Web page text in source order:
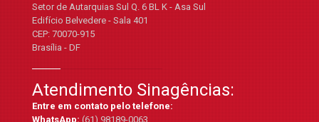
Setor de Autarquias Sul Q. 6 BL K - Asa Sul
Edifício Belvedere - Sala 401
CEP: 70070-915
Brasília - DF
Atendimento Sinagências:
Entre em contato pelo telefone:
WhatsApp:(61) 98189-0063